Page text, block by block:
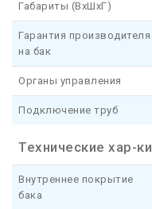
Габариты (ВхШхГ)
Гарантия производителя
на бак
Органы управления
Подключение труб
Технические хар-ки
Внутреннее покрытие
бака